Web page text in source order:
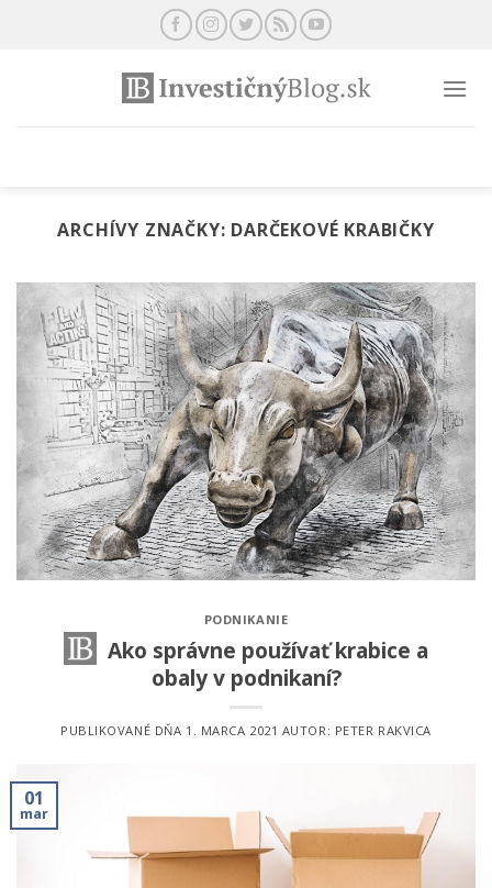
ARCHÍVY ZNAČKY: DARČEKOVÉ KRABIČKY
PODNIKANIE
Ako správne používať krabice a
obaly v podnikaní?
PUBLIKOVANÉ DŇA 1. MARCA 2021 AUTOR: PETER RAKVICA
01
mar